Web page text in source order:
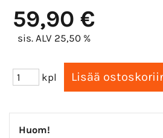
59,90 €
sis. ALV 25,50 %
kpl
Huom!